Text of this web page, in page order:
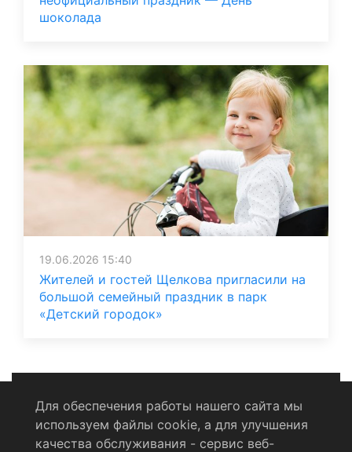
шоколада
19.06.2026 15:40
Жителей и гостей Щелкова пригласили на
большой семейный праздник в парк
«Детский городок»
Политика конфиденциальности
Для обеспечения работы нашего сайта мы
используем файлы cookie, а для улучшения
качества обслуживания - сервис веб-